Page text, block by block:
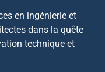
en ingénierie et
dans la quête
technique et